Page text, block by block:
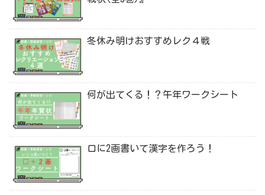
冬休み明けおすすめレク４戦
何が出てくる！？午年ワークシート
口に2画書いて漢字を作ろう！